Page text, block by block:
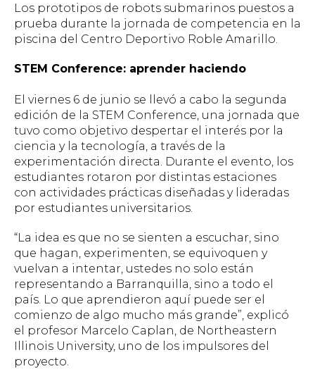
Los prototipos de robots submarinos puestos a
prueba durante la jornada de competencia en la
piscina del Centro Deportivo Roble Amarillo.
STEM Conference: aprender haciendo
El viernes 6 de junio se llevó a cabo la segunda
edición de la STEM Conference, una jornada que
tuvo como objetivo despertar el interés por la
ciencia y la tecnología, a través de la
experimentación directa. Durante el evento, los
estudiantes rotaron por distintas estaciones
con actividades prácticas diseñadas y lideradas
por estudiantes universitarios.
“La idea es que no se sienten a escuchar, sino
que hagan, experimenten, se equivoquen y
vuelvan a intentar, ustedes no solo están
representando a Barranquilla, sino a todo el
país. Lo que aprendieron aquí puede ser el
comienzo de algo mucho más grande”, explicó
el profesor Marcelo Caplan, de Northeastern
Illinois University, uno de los impulsores del
proyecto.